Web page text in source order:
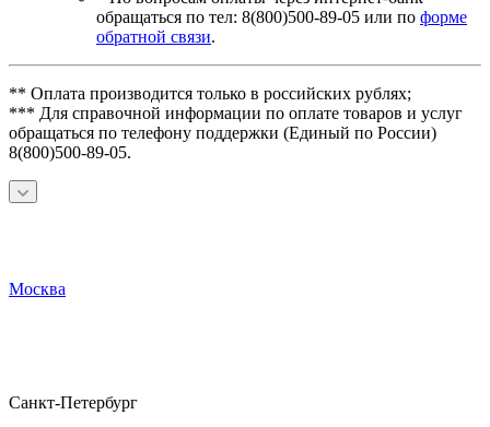
обращаться по тел: 8(800)500-89-05 или по форме
обратной связи.
** Оплата производится только в российских рублях;
*** Для справочной информации по оплате товаров и услуг
обращаться по телефону поддержки (Единый по России)
8(800)500-89-05.
Москва
Санкт-Петербург